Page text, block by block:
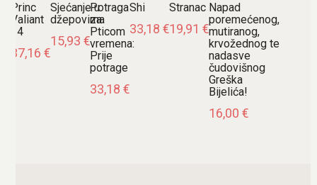
Princ
Valiant
14
37,16 €
Sjećanje u
džepovima
15,93 €
Potraga
za
Pticom
vremena:
Prije
potrage
33,18 €
Shi
33,18 €
Stranac
19,91 €
Napad
poremećenog,
mutiranog,
krvožednog te
nadasve
čudovišnog
Greška
Bijelića!
16,00 €